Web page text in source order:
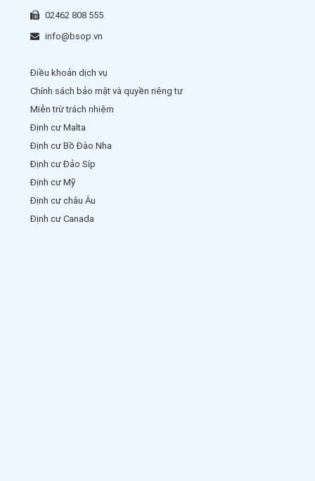
02462 808 555
info@bsop.vn
Điều khoản dịch vụ
Chính sách bảo mật và quyền riêng tư
Miễn trừ trách nhiệm
Định cư Malta
Định cư Bồ Đào Nha
Định cư Đảo Síp
Định cư Mỹ
Định cư châu Âu
Định cư Canada